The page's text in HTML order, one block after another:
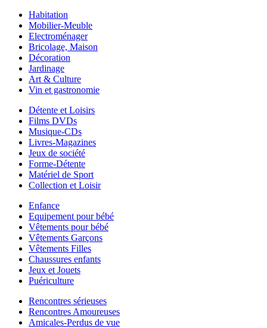
Habitation
Mobilier-Meuble
Electroménager
Bricolage, Maison
Décoration
Jardinage
Art & Culture
Vin et gastronomie
Détente et Loisirs
Films DVDs
Musique-CDs
Livres-Magazines
Jeux de société
Forme-Détente
Matériel de Sport
Collection et Loisir
Enfance
Equipement pour bébé
Vêtements pour bébé
Vêtements Garçons
Vêtements Filles
Chaussures enfants
Jeux et Jouets
Puériculture
Rencontres sérieuses
Rencontres Amoureuses
Amicales-Perdus de vue